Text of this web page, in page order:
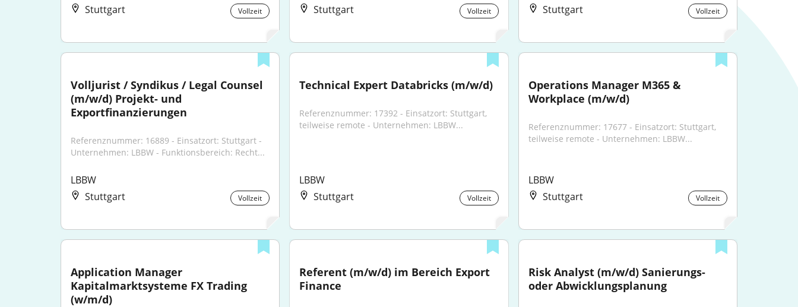
Stuttgart
Vollzeit
Stuttgart
Vollzeit
Stuttgart
Vollzeit
Volljurist / Syndikus / Legal Counsel
(m/w/d) Projekt- und
Exportfinanzierungen
Referenznummer: 16889 - Einsatzort: Stuttgart -
Unternehmen: LBBW - Funktionsbereich: Recht...
LBBW
Stuttgart
Vollzeit
Technical Expert Databricks (m/w/d)
Referenznummer: 17392 - Einsatzort: Stuttgart,
teilweise remote - Unternehmen: LBBW...
LBBW
Stuttgart
Vollzeit
Operations Manager M365 &
Workplace (m/w/d)
Referenznummer: 17677 - Einsatzort: Stuttgart,
teilweise remote - Unternehmen: LBBW...
LBBW
Stuttgart
Vollzeit
Application Manager
Kapitalmarktsysteme FX Trading
(w/m/d)
Referent (m/w/d) im Bereich Export
Finance
Risk Analyst (m/w/d) Sanierungs-
oder Abwicklungsplanung